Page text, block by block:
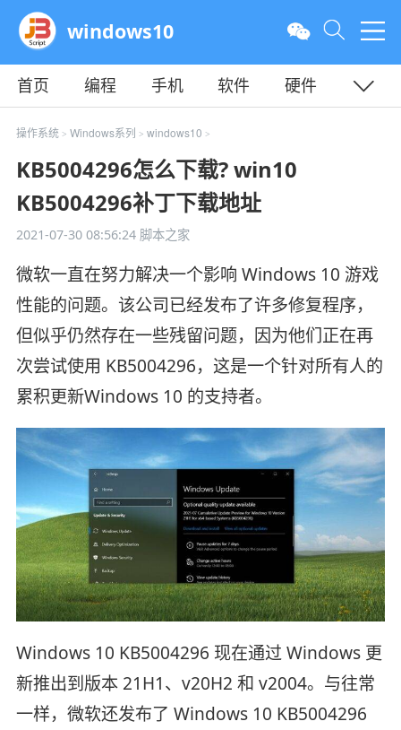
windows10
首页 编程 手机 软件
硬件
教程
平面 服务器
操作系统> Windows系列 > windows10 >
KB5004296怎么下载? win10
KB5004296补丁下载地址
2021-07-30 08:56:24脚本之家
微软一直在努力解决一个影响 Windows 10 游戏
性能的问题。该公司已经发布了许多修复程序，
但似乎仍然存在一些残留问题，因为他们正在再
次尝试使用 KB5004296，这是一个针对所有人的
累积更新Windows 10 的支持者。
Windows 10 KB5004296 现在通过 Windows 更
新推出到版本 21H1、v20H2 和 v2004。与往常
一样，微软还发布了 Windows 10 KB5004296